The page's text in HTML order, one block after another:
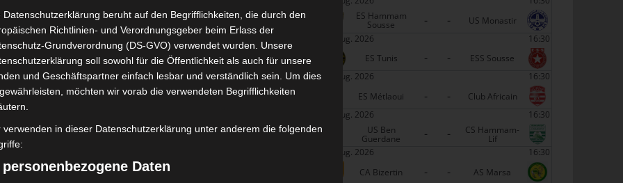
Croissant Sportif Chebbien
(CSC)
Sousse (Olympiastadion Sousse)
47'
ES Hammam
Sousse - -
US Monastir
22 Aug. 2026
16:30
ES Tunis
- -
ESS Sousse
22 Aug. 2026
16:30
ES Métlaoui
- -
Club Africain
22 Aug. 2026
16:30
US Ben
Guerdane - - CS Hammam-
Lif
22 Aug. 2026
16:30
CA Bizertin
- -
AS Marsa
Datenschutzerklärung beruht auf den Begrifflichkeiten, die durch den
Richtlinien- und Verordnungsgeber beim Erlass der
Grundverordnung (DS-GVO) verwendet wurden. Unsere
soll sowohl für die Öffentlichkeit als auch für unsere
und Geschäftspartner einfach lesbar und verständlich sein. Um dies
möchten wir vorab die verwendeten Begrifflichkeiten
verwenden in dieser Datenschutzerklärung unter anderem die folgenden
personenbezogene Daten